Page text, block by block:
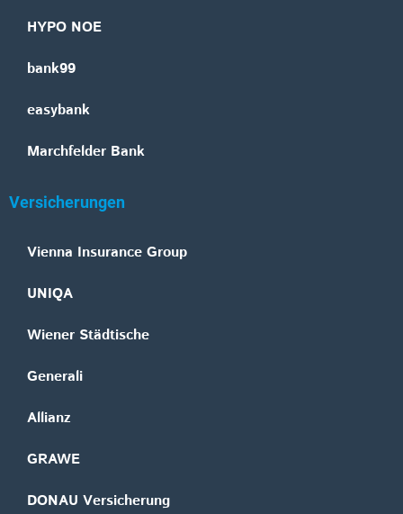
HYPO NOE
bank99
easybank
Marchfelder Bank
Versicherungen
Vienna Insurance Group
UNIQA
Wiener Städtische
Generali
Allianz
GRAWE
DONAU Versicherung